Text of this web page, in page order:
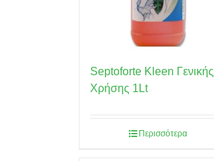
Septoforte Kleen Γενικής
Χρήσης 1Lt
Περισσότερα